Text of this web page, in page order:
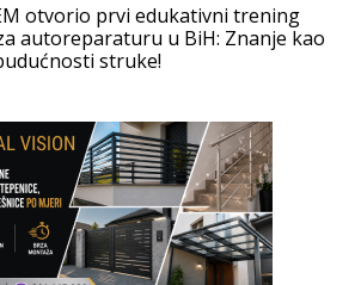
otvorio prvi edukativni trening
autoreparaturu u BiH: Znanje kao
struke!